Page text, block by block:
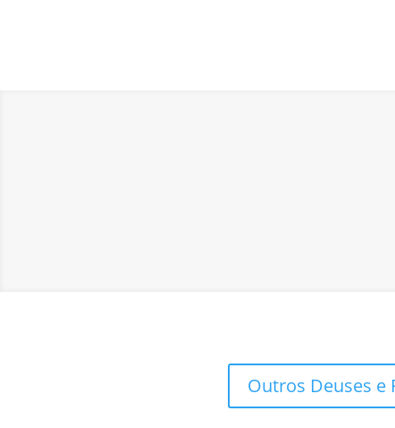
Outros Deuses e